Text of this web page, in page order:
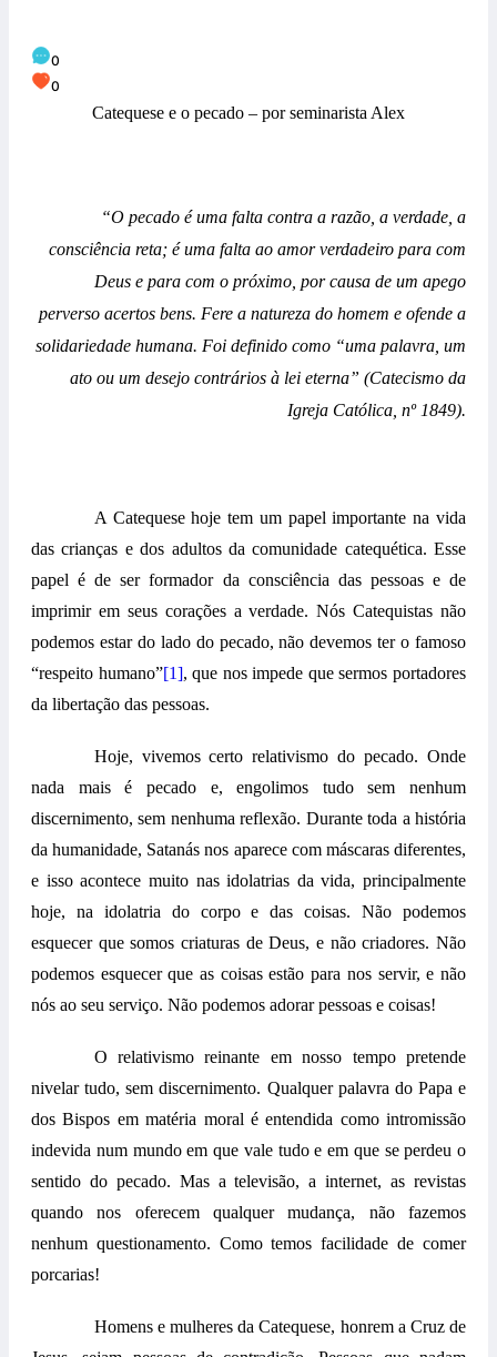
0
0
Catequese e o pecado – por seminarista Alex
“O pecado é uma falta contra a razão, a verdade, a
consciência reta; é uma falta ao amor verdadeiro para com
Deus e para com o próximo, por causa de um apego
perverso acertos bens. Fere a natureza do homem e ofende a
solidariedade humana. Foi definido como “uma palavra, um
ato ou um desejo contrários à lei eterna” (Catecismo da
Igreja Católica, nº 1849).
A Catequese hoje tem um papel importante na vida
das crianças e dos adultos da comunidade catequética. Esse
papel é de ser formador da consciência das pessoas e de
imprimir em seus corações a verdade. Nós Catequistas não
podemos estar do lado do pecado, não devemos ter o famoso
“respeito humano”[1], que nos impede que sermos portadores
da libertação das pessoas.
Hoje, vivemos certo relativismo do pecado. Onde
nada mais é pecado e, engolimos tudo sem nenhum
discernimento, sem nenhuma reflexão. Durante toda a história
da humanidade, Satanás nos aparece com máscaras diferentes,
e isso acontece muito nas idolatrias da vida, principalmente
hoje, na idolatria do corpo e das coisas. Não podemos
esquecer que somos criaturas de Deus, e não criadores. Não
podemos esquecer que as coisas estão para nos servir, e não
nós ao seu serviço. Não podemos adorar pessoas e coisas!
O relativismo reinante em nosso tempo pretende
nivelar tudo, sem discernimento. Qualquer palavra do Papa e
dos Bispos em matéria moral é entendida como intromissão
indevida num mundo em que vale tudo e em que se perdeu o
sentido do pecado. Mas a televisão, a internet, as revistas
quando nos oferecem qualquer mudança, não fazemos
nenhum questionamento. Como temos facilidade de comer
porcarias!
Homens e mulheres da Catequese, honrem a Cruz de